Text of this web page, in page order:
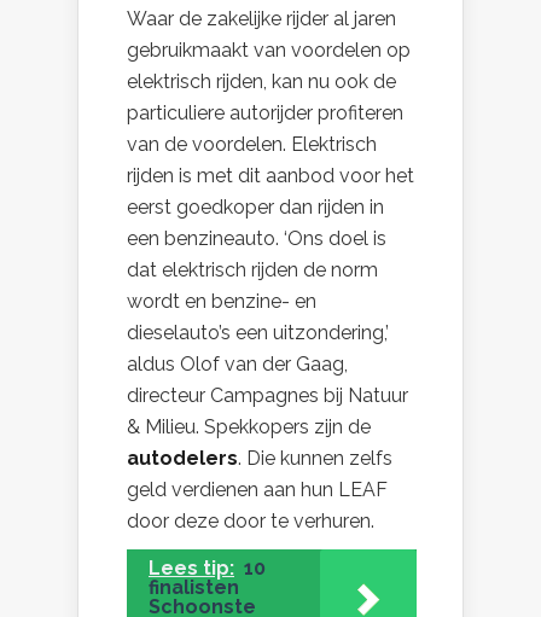
Waar de zakelijke rijder al jaren
gebruikmaakt van voordelen op
elektrisch rijden, kan nu ook de
particuliere autorijder profiteren
van de voordelen. Elektrisch
rijden is met dit aanbod voor het
eerst goedkoper dan rijden in
een benzineauto. ‘Ons doel is
dat elektrisch rijden de norm
wordt en benzine- en
dieselauto’s een uitzondering,’
aldus Olof van der Gaag,
directeur Campagnes bij Natuur
& Milieu. Spekkopers zijn de
autodelers. Die kunnen zelfs
geld verdienen aan hun LEAF
door deze door te verhuren.
Lees tip: 10
finalisten
Schoonste